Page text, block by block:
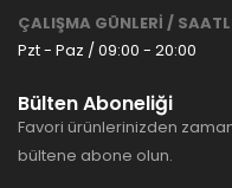
ÇALIŞMA GÜNLERİ /
Pzt - Paz / 09:00 - 20:00
Bülten Aboneliği
Favori ürünlerinizden
bültene abone olun.